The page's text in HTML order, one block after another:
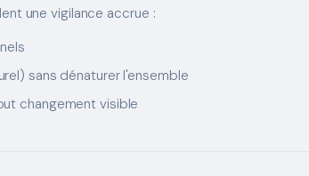
une vigilance accrue :
sans dénaturer l'ensemble
changement visible